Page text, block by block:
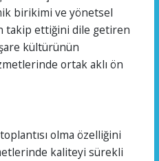
birikimi ve yönetsel
takip ettiğini dile getiren
kültürünün
ortak aklı ön
olma özelliğini
kaliteyi sürekli